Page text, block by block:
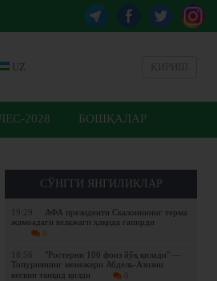
UZ
2028 БОШҚАЛАР
СЎНГГИ ЯНГИЛИКЛАР
19:29
АФА президенти Скалонининг терма
жамоадаги келажаги ҳақида гапирди
0
18:56
"Ростерни 100 фоиз йўқ қилади" —
Топуриянинг менежери Абдель-Азизни
кескин танқид қилди
0